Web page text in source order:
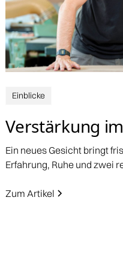
Einblicke
Verstärkung
Ein neues Gesicht bringt
Erfahrung, Ruhe und zwei
Zum Artikel